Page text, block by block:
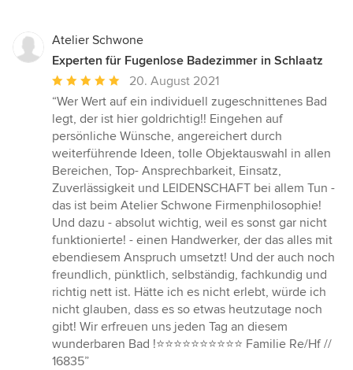
Atelier Schwone
Experten für Fugenlose Badezimmer in Schlaatz
Durchschnittliche
Bewertung:
5
von
5
Sternen
20. August 2021
“Wer Wert auf ein individuell zugeschnittenes Bad
legt, der ist hier goldrichtig!! Eingehen auf
persönliche Wünsche, angereichert durch
weiterführende Ideen, tolle Objektauswahl in allen
Bereichen, Top- Ansprechbarkeit, Einsatz,
Zuverlässigkeit und LEIDENSCHAFT bei allem Tun -
das ist beim Atelier Schwone Firmenphilosophie!
Und dazu - absolut wichtig, weil es sonst gar nicht
funktionierte! - einen Handwerker, der das alles mit
ebendiesem Anspruch umsetzt! Und der auch noch
freundlich, pünktlich, selbständig, fachkundig und
richtig nett ist. Hätte ich es nicht erlebt, würde ich
nicht glauben, dass es so etwas heutzutage noch
gibt! Wir erfreuen uns jeden Tag an diesem
wunderbaren Bad !⭐️⭐️⭐️⭐️⭐️⭐️⭐️⭐️⭐️⭐️ Familie Re/Hf //
16835”